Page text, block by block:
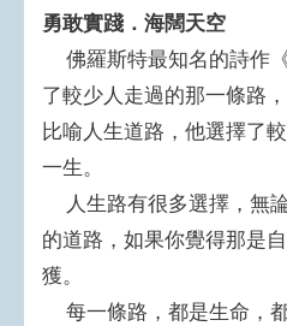
勇敢實踐．海闊天空
佛羅斯特最知名的詩作
了較少人走過的那一條路
比喻人生道路，他選擇了
一生。
人生路有很多選擇，無
的道路，如果你覺得那是
獲。
每一條路，都是生命，